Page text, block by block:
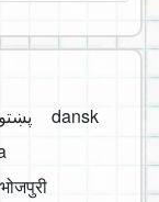
پښتو
dansk
भोजपुरी